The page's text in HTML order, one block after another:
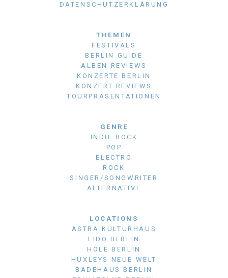
DATENSCHUTZERKLÄRUNG
THEMEN
FESTIVALS
BERLIN GUIDE
ALBEN REVIEWS
KONZERTE BERLIN
KONZERT REVIEWS
TOURPRÄSENTATIONEN
GENRE
INDIE ROCK
POP
ELECTRO
ROCK
SINGER/SONGWRITER
ALTERNATIVE
LOCATIONS
ASTRA KULTURHAUS
LIDO BERLIN
HOLE BERLIN
HUXLEYS NEUE WELT
BADEHAUS BERLIN